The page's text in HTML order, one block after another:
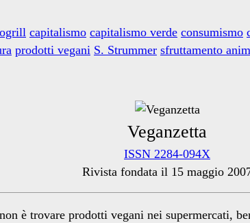
capitalismo capitalismo verde consumismo
prodotti vegani S. Strummer sfruttamento
Veganzetta
ISSN 2284-094X
Rivista fondata il 15 maggio
è trovare prodotti vegani nei supermercati,